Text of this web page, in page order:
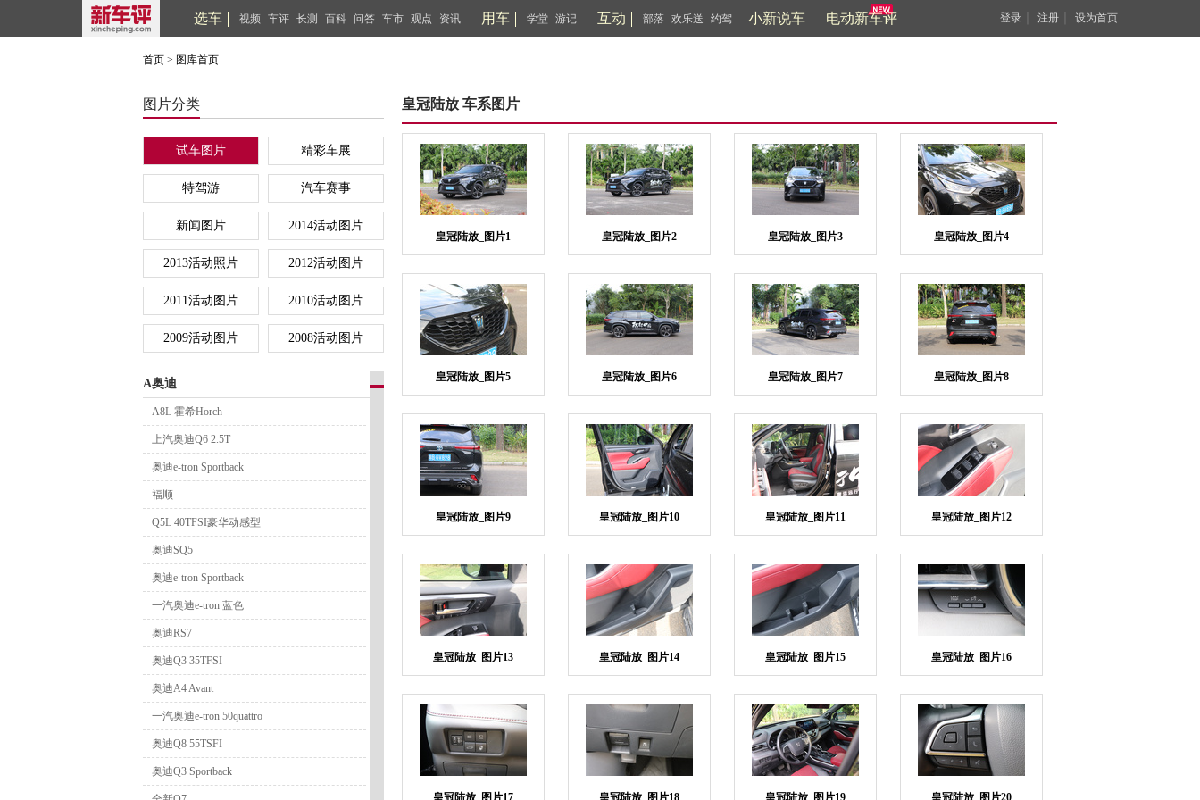
选车 视频 车评 长测 百科 问答 车市 观点 资讯 用车 学堂 游记 互动 部落 欢乐送 约驾 小新说车 电动新车评 登录 注册 设为首页
首页 > 图库首页
图片分类
试车图片 精彩车展
特驾游 汽车赛事
新闻图片 2014活动图片
2013活动照片 2012活动图片
2011活动图片 2010活动图片
2009活动图片 2008活动图片
A奥迪
A8L 霍希Horch
上汽奥迪Q6 2.5T
奥迪e-tron Sportback
福顺
Q5L 40TFSI豪华动感型
奥迪SQ5
奥迪e-tron Sportback
一汽奥迪e-tron 蓝色
奥迪RS7
奥迪Q3 35TFSI
奥迪A4 Avant
一汽奥迪e-tron 50quattro
奥迪Q8 55TSFI
奥迪Q3 Sportback
皇冠陆放 车系图片
皇冠陆放_图片1 皇冠陆放_图片2 皇冠陆放_图片3 皇冠陆放_图片4
皇冠陆放_图片5 皇冠陆放_图片6 皇冠陆放_图片7 皇冠陆放_图片8
皇冠陆放_图片9 皇冠陆放_图片10 皇冠陆放_图片11 皇冠陆放_图片12
皇冠陆放_图片13 皇冠陆放_图片14 皇冠陆放_图片15 皇冠陆放_图片16
皇冠陆放_图片17 皇冠陆放_图片18 皇冠陆放_图片19 皇冠陆放_图片20